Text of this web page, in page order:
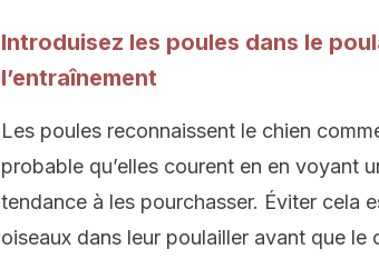
Introduisez les poules dans le
l’entraînement
Les poules reconnaissent le chien
probable qu’elles courent en en voyant
tendance à les pourchasser. Éviter cela
oiseaux dans leur poulailler avant que le